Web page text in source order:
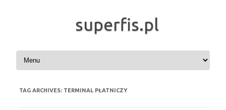
superfis.pl
Skip to content
TAG ARCHIVES: TERMINAL PŁATNICZY